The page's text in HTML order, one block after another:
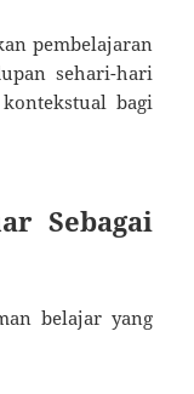
pembelajaran
sehari-hari
bagi
Sebagai
belajar yang